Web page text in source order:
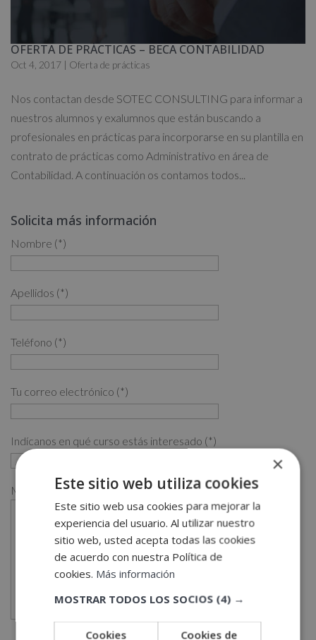
OFERTA DE PRÁCTICAS – BECA CONTABILIDAD
Oct 4, 2017 | Oferta de prácticas
Nos contactan desde SOTEC CONSULTING para informar a
nuestros alumnos y exalumnos que están buscando a
profesionales en prácticas para incorporarse en su plantilla en
contrato de prácticas como Administrativo en área de
Contabilidad. A continuación os contamos todos...
Solicita más información
Nombre (*)
Apellidos (*)
Teléfono (*)
Tu correo electrónico (*)
Indícanos en qué curso estás interesado (*)
Mensaje
×
Este sitio web utiliza cookies
Este sitio web usa cookies para mejorar la
experiencia del usuario. Al utilizar nuestro
sitio web, usted acepta todas las cookies
de acuerdo con nuestra Política de
cookies. Más información
MOSTRAR TODOS LOS SOCIOS (4) →
Cookies
Cookies de